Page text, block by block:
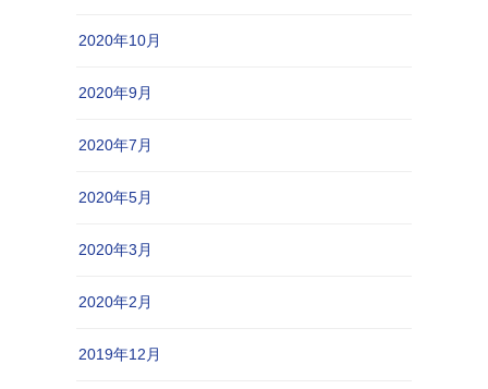
2020年10月
2020年9月
2020年7月
2020年5月
2020年3月
2020年2月
2019年12月